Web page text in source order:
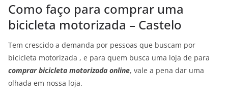
Como faço para comprar uma
bicicleta motorizada – Castelo
Tem crescido a demanda por pessoas que buscam por
bicicleta motorizada , e para quem busca uma loja de para
comprar bicicleta motorizada online, vale a pena dar uma
olhada em nossa loja.